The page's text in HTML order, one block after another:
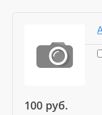
100 руб.